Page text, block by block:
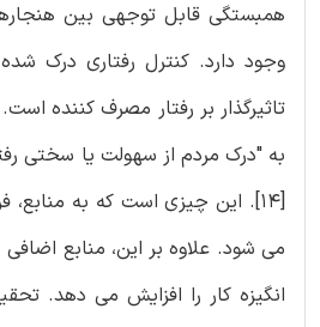
همبستگی قابل توجهی بین
تاثیرگذار بر رفتار مصرف کننده
به "درک مردم از سهولت یا سختی
[‏14]‏. این چیزی است که به
می شود. علاوه بر این، منابع اضافی
انگیزه کار را افزایش می دهد.